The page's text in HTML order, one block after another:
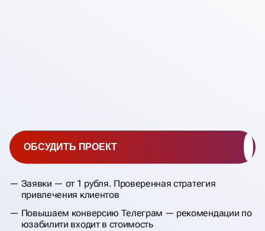
Заявки — от 1 рубля. Проверенная стратегия
привлечения клиентов
Повышаем конверсию Телеграм — рекомендации по
юзабилити входит в стоимость
ОБСУДИТЬ ПРОЕКТ